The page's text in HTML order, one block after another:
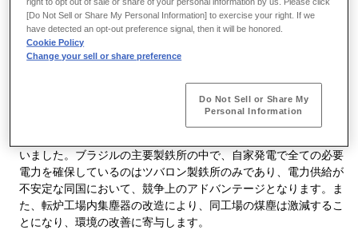
です。
今回受注した設備は、既存の転炉工場内集塵器を改造し、製鉄
所内の製鋼工場で排出される転炉ガスを回収、ガスホルダーにて
自家発電設備の燃料として利用されます。
いました。ブラジルの主要製鉄所の中で、自家発電で全ての必要
電力を確保しているのはツバロン製鉄所のみであり、電力供給が
不安定な同国において、競争上のアドバンテージとなります。ま
た、転炉工場内集塵器の改造により、同工場の煤塵は激減するこ
とになり、環境の改善に寄与します。
[Do Not Sell or Share My Personal Information] to exercise your right. If we
have detected an opt-out preference signal, then it will be honored.
Cookie Policy
Change your sell or share preference
Do Not Sell or Share My
Personal Information